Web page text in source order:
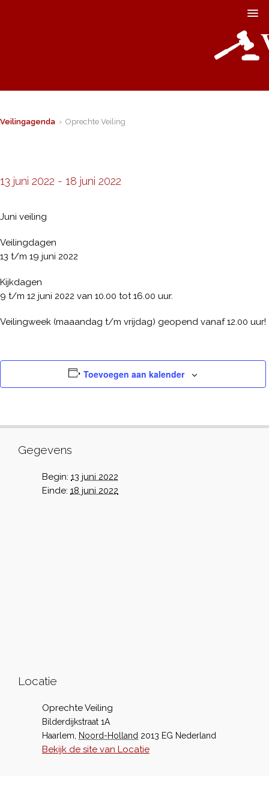
Veilingagenda › Oprechte Veiling
13 juni 2022 - 18 juni 2022
Juni veiling
Veilingdagen
13 t/m 19 juni 2022
Kijkdagen
9 t/m 12 juni 2022 van 10.00 tot 16.00 uur.
Veilingweek (maaandag t/m vrijdag) geopend vanaf 12.00 uur!
Toevoegen aan kalender
Gegevens
Begin: 13 juni 2022
Einde: 18 juni 2022
Locatie
Oprechte Veiling
Bilderdijkstraat 1A
Haarlem
Noord-Holland 2013 EG Nederland
Bekijk de site van Locatie